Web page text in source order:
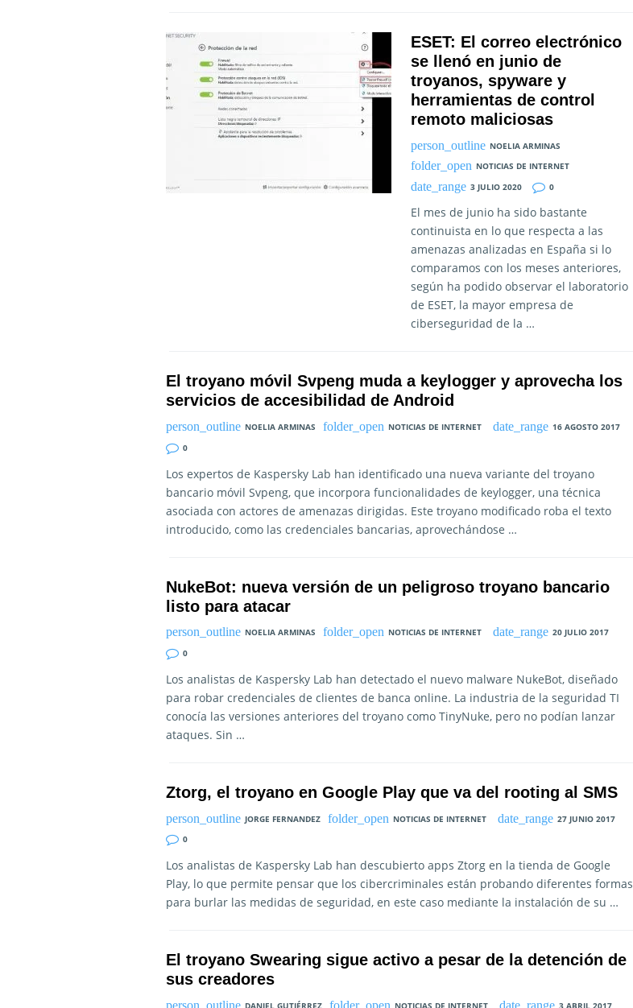
ESET: El correo electrónico
se llenó en junio de
troyanos, spyware y
herramientas de control
remoto maliciosas
NOELIA ARMINAS
NOTICIAS DE INTERNET
3 JULIO 2020
0
El mes de junio ha sido bastante
continuista en lo que respecta a las
amenazas analizadas en España si lo
comparamos con los meses anteriores,
según ha podido observar el laboratorio
de ESET, la mayor empresa de
ciberseguridad de la …
El troyano móvil Svpeng muda a keylogger y aprovecha los
servicios de accesibilidad de Android
NOELIA ARMINAS NOTICIAS DE INTERNET
16 AGOSTO 2017
0
Los expertos de Kaspersky Lab han identificado una nueva variante del troyano
bancario móvil Svpeng, que incorpora funcionalidades de keylogger, una técnica
asociada con actores de amenazas dirigidas. Este troyano modificado roba el texto
introducido, como las credenciales bancarias, aprovechándose …
NukeBot: nueva versión de un peligroso troyano bancario
listo para atacar
NOELIA ARMINAS NOTICIAS DE INTERNET
20 JULIO 2017
0
Los analistas de Kaspersky Lab han detectado el nuevo malware NukeBot, diseñado
para robar credenciales de clientes de banca online. La industria de la seguridad TI
conocía las versiones anteriores del troyano como TinyNuke, pero no podían lanzar
ataques. Sin …
Ztorg, el troyano en Google Play que va del rooting al SMS
JORGE FERNANDEZ NOTICIAS DE INTERNET
27 JUNIO 2017
0
Los analistas de Kaspersky Lab han descubierto apps Ztorg en la tienda de Google
Play, lo que permite pensar que los cibercriminales están probando diferentes formas
para burlar las medidas de seguridad, en este caso mediante la instalación de su …
El troyano Swearing sigue activo a pesar de la detención de
sus creadores
DANIEL GUTIÉRREZ NOTICIAS DE INTERNET 3 ABRIL 2017